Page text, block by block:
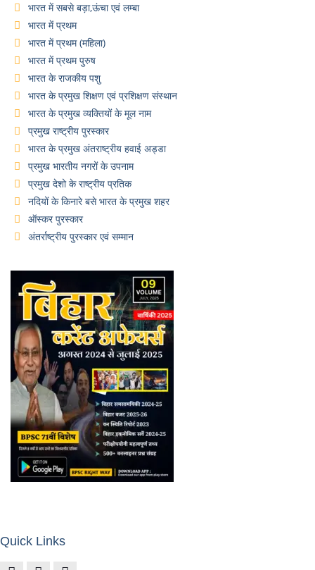
भारत में सबसे बड़ा,ऊंचा एवं लम्बा
भारत में प्रथम
भारत में प्रथम (महिला)
भारत में प्रथम पुरुष
भारत के राजकीय पशु
भारत के प्रमुख शिक्षण एवं प्रशिक्षण संस्थान
भारत के प्रमुख व्यक्तियों के मूल नाम
प्रमुख राष्ट्रीय पुरस्कार
भारत के प्रमुख अंतराष्ट्रीय हवाई अड्डा
प्रमुख भारतीय नगरों के उपनाम
प्रमुख देशो के राष्ट्रीय प्रतिक
नदियों के किनारे बसे भारत के प्रमुख शहर
ऑस्कर पुरस्कार
अंतर्राष्ट्रीय पुरस्कार एवं सम्मान
Quick Links